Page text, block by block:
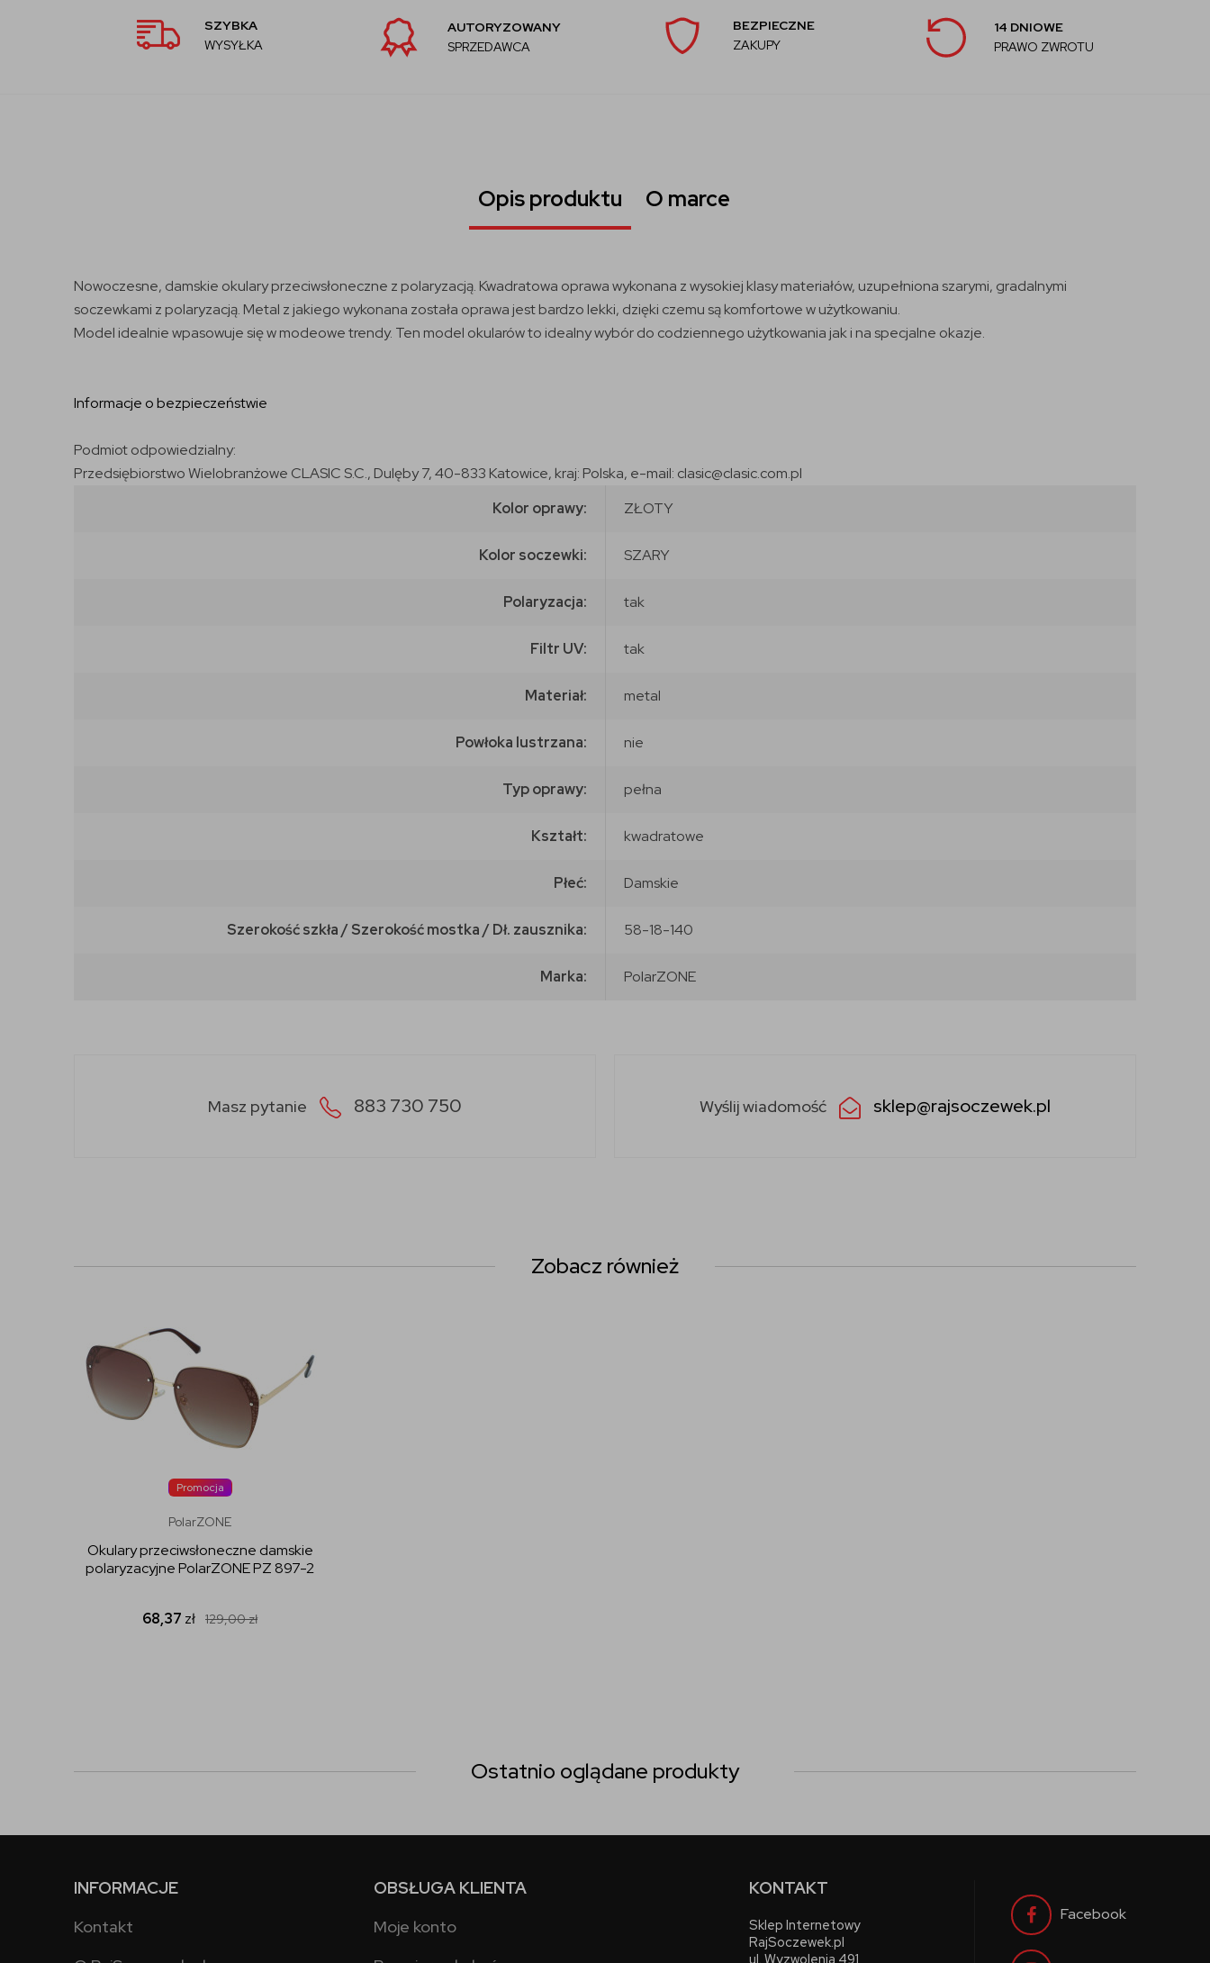
SZYBKA
WYSYŁKA
AUTORYZOWANY
SPRZEDAWCA
BEZPIECZNE
ZAKUPY
14 DNIOWE
PRAWO ZWROTU
Opis produktu O marce
Nowoczesne, damskie okulary przeciwsłoneczne z polaryzacją. Kwadratowa oprawa wykonana z wysokiej klasy materiałów, uzupełniona szarymi, gradalnymi
soczewkami z polaryzacją. Metal z jakiego wykonana została oprawa jest bardzo lekki, dzięki czemu są komfortowe w użytkowaniu.
Model idealnie wpasowuje się w modeowe trendy. Ten model okularów to idealny wybór do codziennego użytkowania jak i na specjalne okazje.
Informacje o bezpieczeństwie
Podmiot odpowiedzialny:
Przedsiębiorstwo Wielobranżowe CLASIC S.C., Dulęby 7, 40-833 Katowice, kraj: Polska, e-mail: clasic@clasic.com.pl
Kolor oprawy:
ZŁOTY
Kolor soczewki: SZARY
Polaryzacja: tak
Filtr UV: tak
Materiał: metal
Powłoka lustrzana: nie
Typ oprawy: pełna
Kształt: kwadratowe
Płeć: Damskie
Szerokość szkła / Szerokość mostka / Dł. zausznika: 58-18-140
Marka: PolarZONE
Masz pytanie 883 730 750 Wyślij wiadomość sklep@rajsoczewek.pl
Zobacz również
Promocja
PolarZONE
Okulary przeciwsłoneczne damskie
polaryzacyjne PolarZONE PZ 897-2
68,37 zł 129,00zł
Ostatnio oglądane produkty
INFORMACJE
Kontakt
OBSŁUGA KLIENTA
Moje konto
KONTAKT
Sklep Internetowy
RajSoczewek.pl
ul. Wyzwolenia 491
Facebook